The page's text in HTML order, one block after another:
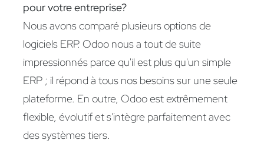
pour votre entreprise?
Nous avons comparé plusieurs options de
logiciels ERP. Odoo nous a tout de suite
impressionnés parce qu'il est plus qu'un simple
ERP ; il répond à tous nos besoins sur une seule
plateforme. En outre, Odoo est extrêmement
flexible, évolutif et s'intègre parfaitement avec
des systèmes tiers.